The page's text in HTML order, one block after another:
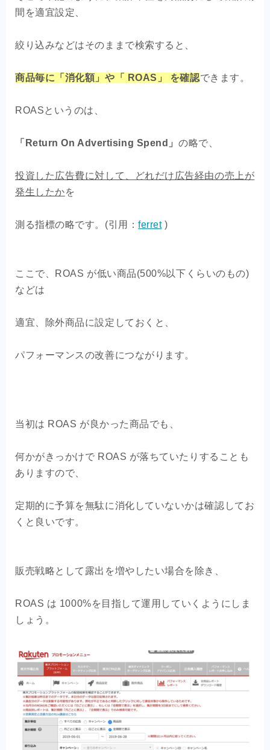
間を適宜設定、
絞り込みなどはそのままで検索すると、
商品毎に「消化額」や「 ROAS」 を確認できます。
ROASというのは、
「Return On Advertising Spend」 の略で、
投資した広告費に対して、どれだけ広告経由の売上が
発生したかを
測る指標の略です。(引用：ferret)
ここで、ROAS が低い商品(500%以下くらいのもの)
などは
適宜、除外商品に設定しておくと、
パフォーマンスの改善につながります。
当初は ROAS が良かった商品でも、
何かがきっかけで ROAS が落ちていたりすることも
ありますので、
定期的に予算を無駄に消化していないかは確認してお
くと良いです。
販売戦略として露出を増やしたい場合を除き、
ROAS は 1000%を目指して運用していくようにしま
しょう。